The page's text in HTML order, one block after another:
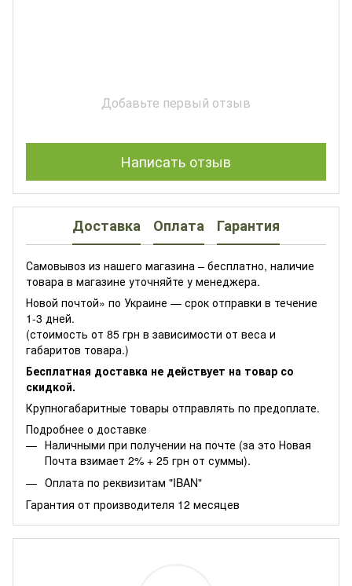
Добавьте первый отзыв
Написать отзыв
Доставка Оплата Гарантия
Самовывоз из нашего магазина – бесплатно, наличие
товара в магазине уточняйте у менеджера.
Новой почтой» по Украине — срок отправки в течение
1-3 дней.
(стоимость от 85 грн в зависимости от веса и
габаритов товара.)
Бесплатная доставка не действует на товар со
скидкой.
Крупногабаритные товары отправлять по предоплате.
Подробнее о доставке
Наличными при получении на почте (за это Новая
Почта взимает 2% + 25 грн от суммы).
Оплата по реквизитам "IBAN"
Гарантия от производителя 12 месяцев